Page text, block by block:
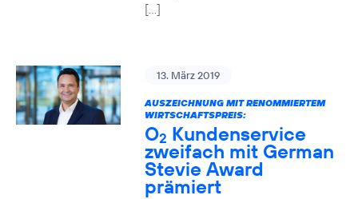
[…]
13. März 2019
AUSZEICHNUNG MIT RENOMMIERTEM
WIRTSCHAFTSPREIS:
O2 Kundenservice
zweifach mit German
Stevie Award
prämiert